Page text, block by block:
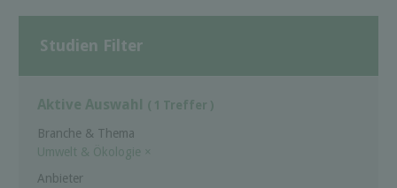
Studien Filter
Aktive Auswahl ( 1 Treffer )
Branche & Thema
Umwelt & Ökologie ×
Anbieter